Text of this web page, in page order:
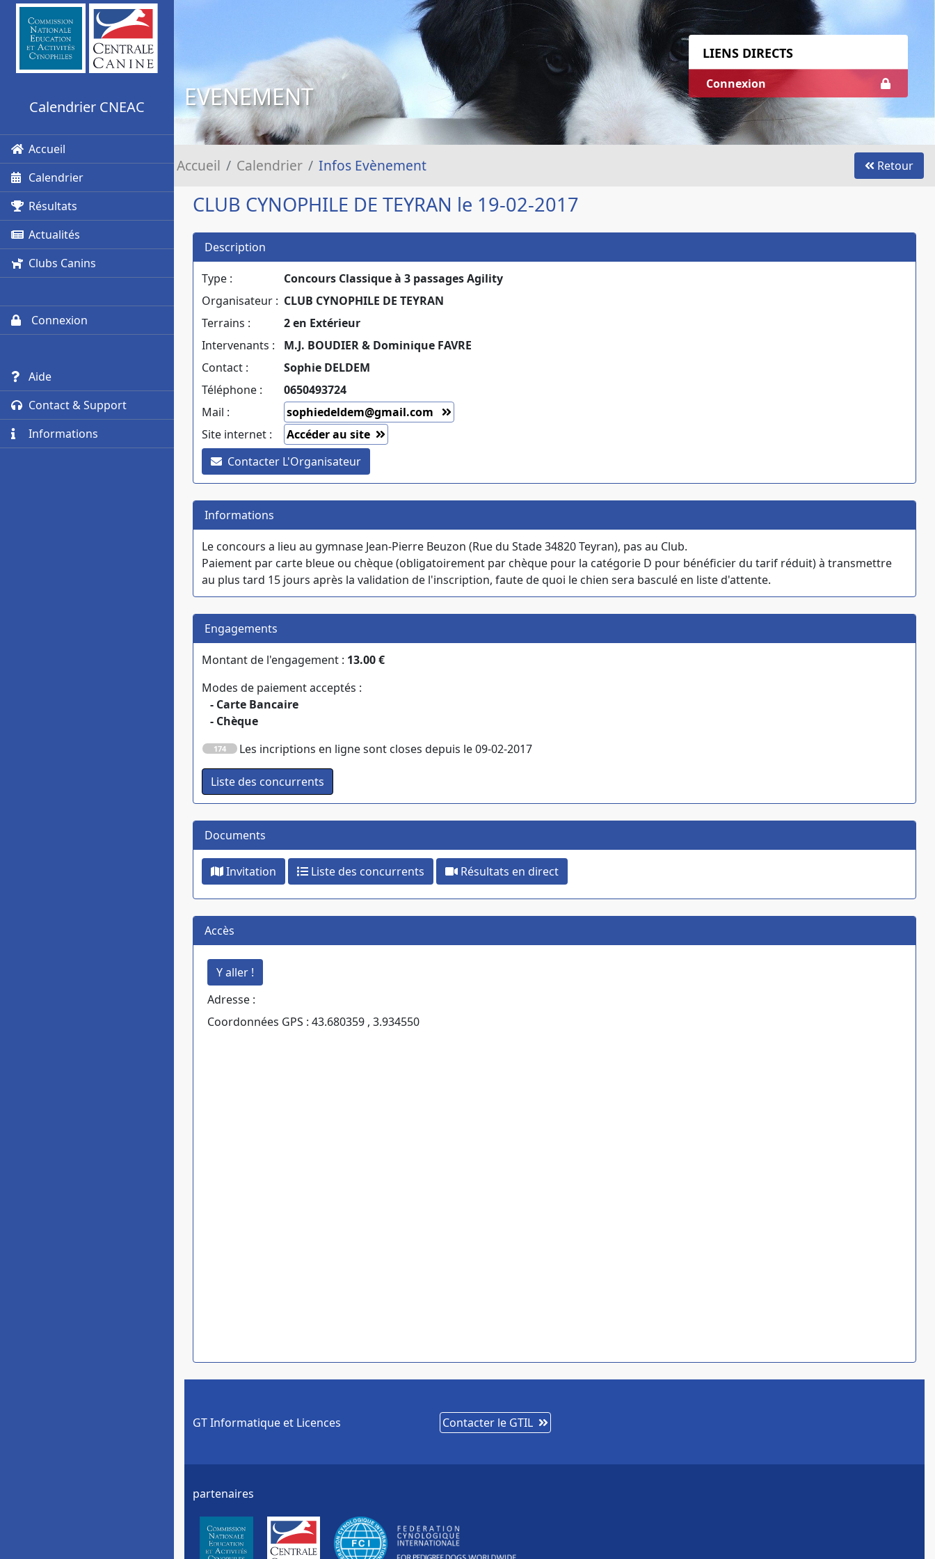
Calendrier CNEAC
Accueil
Calendrier
Résultats
Actualités
Clubs Canins
Connexion
Aide
Contact & Support
Informations
EVENEMENT
LIENS DIRECTS
Connexion
Accueil Calendrier Infos Evènement Retour
CLUB CYNOPHILE DE TEYRAN le 19-02-2017
Description
Type :
Concours Classique à 3 passages Agility
Organisateur : CLUB CYNOPHILE DE TEYRAN
Terrains :
2 en Extérieur
Intervenants :
M.J. BOUDIER & Dominique FAVRE
Contact :
Sophie DELDEM
Téléphone :
0650493724
Mail :
sophiedeldem@gmail.com
Site internet :
Accéder au site
Contacter L'Organisateur
Informations
Le concours a lieu au gymnase Jean-Pierre Beuzon (Rue du Stade 34820 Teyran), pas au Club.
Paiement par carte bleue ou chèque (obligatoirement par chèque pour la catégorie D pour bénéficier du tarif réduit) à transmettre
au plus tard 15 jours après la validation de l'inscription, faute de quoi le chien sera basculé en liste d'attente.
Engagements
Montant de l'engagement : 13.00 €
Modes de paiement acceptés :
- Carte Bancaire
- Chèque
174 Les incriptions en ligne sont closes depuis le 09-02-2017
Documents
Invitation Liste des concurrents Résultats en direct
Accès
Adresse :
Coordonnées GPS : 43.680359 , 3.934550
GT Informatique et Licences Contacter le GTIL
partenaires